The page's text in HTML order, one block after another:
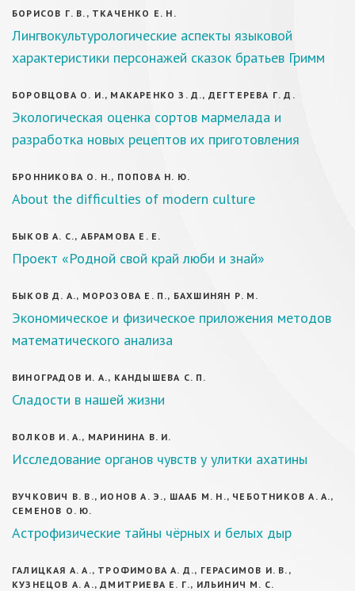
БОРИСОВ Г. В., ТКАЧЕНКО Е. Н.
Лингвокультурологические аспекты языковой
характеристики персонажей сказок братьев Гримм
БОРОВЦОВА О. И., МАКАРЕНКО З. Д., ДЕГТЕРЕВА Г. Д.
Экологическая оценка сортов мармелада и
разработка новых рецептов их приготовления
БРОННИКОВА О. Н., ПОПОВА Н. Ю.
About the difficulties of modern culture
БЫКОВ А. С., АБРАМОВА Е. Е.
Проект «Родной свой край люби и знай»
БЫКОВ Д. А., МОРОЗОВА Е. П., БАХШИНЯН Р. М.
Экономическое и физическое приложения методов
математического анализа
ВИНОГРАДОВ И. А., КАНДЫШЕВА С. П.
Сладости в нашей жизни
ВОЛКОВ И. А., МАРИНИНА В. И.
Исследование органов чувств у улитки ахатины
ВУЧКОВИЧ В. В., ИОНОВ А. Э., ШААБ М. Н., ЧЕБОТНИКОВ А. А.,
СЕМЕНОВ О. Ю.
Астрофизические тайны чёрных и белых дыр
ГАЛИЦКАЯ А. А., ТРОФИМОВА А. Д., ГЕРАСИМОВ И. В.,
КУЗНЕЦОВ А. А., ДМИТРИЕВА Е. Г., ИЛЬИНИЧ М. С.